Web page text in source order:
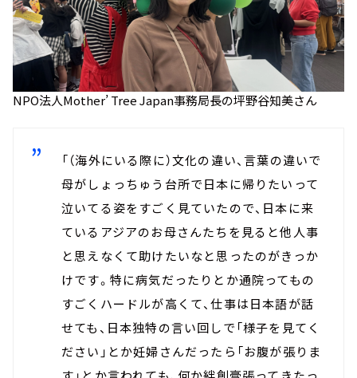
NPO法人Mother’ Tree Japan事務局長の坪野谷知美さん
「（海外にいる際に）文化の違い、言葉の違いで
母がしょっちゅう台所で日本に帰りたいって
泣いてる姿をすごく見ていたので、日本に来
ているアジアのお母さんたちを見ると他人事
と思えなくて助けたいなと思ったのがきっか
けです。特に病気だったりとか通院ってもの
すごくハードルが高くて、仕事は日本語が話
せても、日本独特の言い回しで「様子を見てく
ださい」とか妊婦さんだったら「お腹が張りま